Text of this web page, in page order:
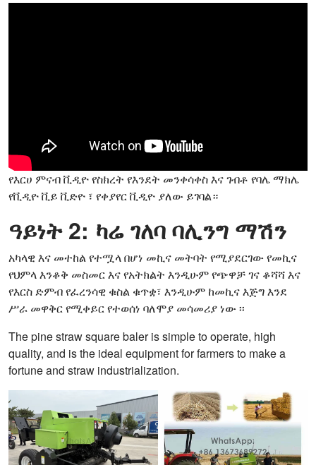
የእርሀ ምናብ ቪዲዮ የስክረት የእንደት መንቀሳቀስ እና ገብቶ የባሌ ማክሌ
የቪዲዮ ቪይ ቪድዮ ፣ የቀያየር ቪዲዮ ያለው ይገባል።
ዓይነት 2: ካሬ ገለባ ባሊንግ ማሽን
አካላዊ እና መተከል የተሟላ በሆነ መኪና መትባት የሚያደርገው የመኪና
የህምላ እንቆቅ መስመር እና የአትክልት እንዲሁም የጭዋቻ ገና ቆሻሻ እና
የእርስ ድምብ የፈረንሳዊ ቁስል ቁጥቋ፣ እንዲሁም ከመኪና እጅግ እንደ
ሥራ መዋቅር የሚቀይር የተወሰነ ባለሞያ መሳመሪያ ነው ፡፡
The pine straw square baler is simple to operate, high
quality, and is the ideal equipment for farmers to make a
fortune and straw industrialization.